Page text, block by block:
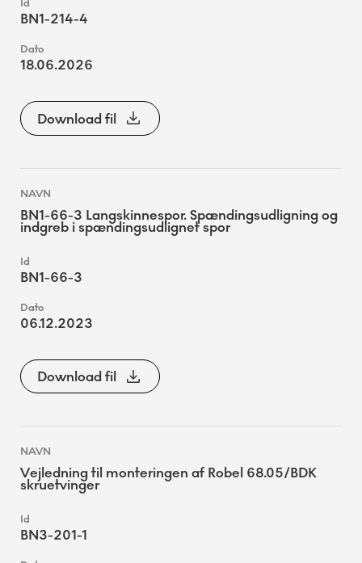
BN1-214-4
18.06.2026
Download fil
BN1-66-3 Langskinnespor. Spændingsudligning og
indgreb i spændingsudlignet spor
BN1-66-3
06.12.2023
Download fil
Vejledning til monteringen af Robel 68.05/BDK
skruetvinger
BN3-201-1